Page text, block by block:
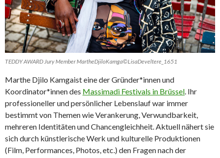
TEDDY AWARD Jury Member MartheDjiloKamga©LisaDeveltere_1651
Marthe Djilo Kamgaist eine der Gründer*innen und
Koordinator*innen des Massimadi Festivals in Brüssel. Ihr
professioneller und persönlicher Lebenslauf war immer
bestimmt von Themen wie Verankerung, Verwundbarkeit,
mehreren Identitäten und Chancengleichheit. Aktuell nähert sie
sich durch künstlerische Werk und kulturelle Produktionen
(Film, Performances, Photos, etc.) den Fragen nach der